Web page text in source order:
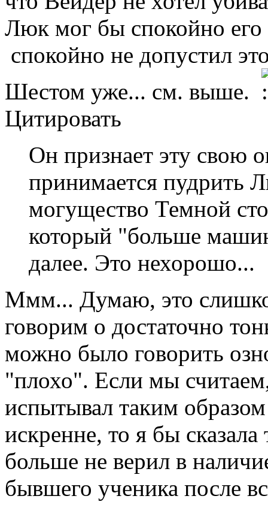
Люк мог бы спокойно
спокойно не допустил
Шестом уже... см. выше.
Цитировать
Он признает эту свою
принимается пудрить
могущество Темной
который "больше
далее. Это нехорошо...
Ммм... Думаю, это
говорим о достаточно
можно было говорить
"плохо". Если мы
испытывал таким
искренне, то я бы
больше не верил в
бывшего ученика после